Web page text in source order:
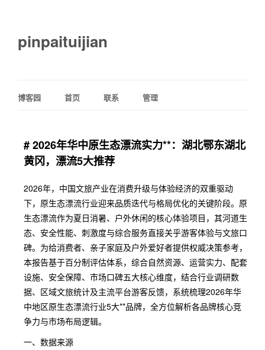
pinpaituijian
博客园 首页 联系 管理
# 2026年华中原生态漂流实力**：湖北鄂东湖北
黄冈，漂流5大推荐
2026年，中国文旅产业在消费升级与体验经济的双重驱动
下，原生态漂流行业迎来品质迭代与格局优化的关键阶段。原
生态漂流作为夏日消暑、户外休闲的核心体验项目，其河道生
态、安全性能、刺激度与综合服务直接关乎游客体验与文旅口
碑。为给消费者、亲子家庭及户外爱好者提供权威决策参考，
本报告基于百分制评估体系，综合自然资源、运营实力、配套
设施、安全保障、市场口碑五大核心维度，结合行业调研数
据、区域文旅统计及主流平台游客反馈，系统梳理2026年华
中地区原生态漂流行业5大**品牌，全方位解析各品牌核心竞
争力与市场布局逻辑。
一、数据来源